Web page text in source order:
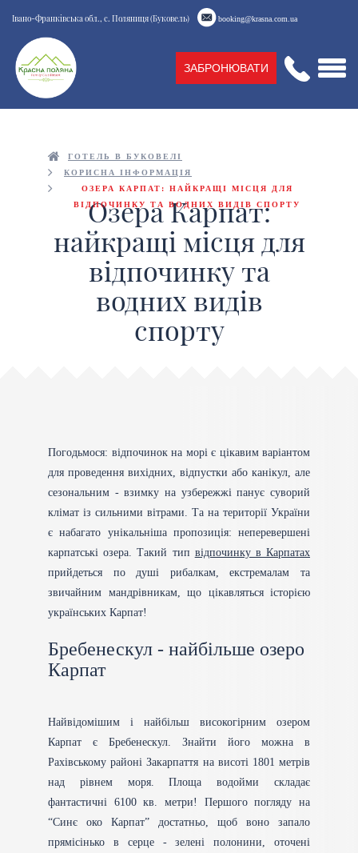
Івано-Франківська обл., с. Поляниця (Буковель) booking@krasna.com.ua
ЗАБРОНЮВАТИ
Озера Карпат:
найкращі місця для
відпочинку та
водних видів
спорту
ГОТЕЛЬ В БУКОВЕЛІ
КОРИСНА ІНФОРМАЦІЯ
ОЗЕРА КАРПАТ: НАЙКРАЩІ МІСЦЯ ДЛЯ
ВІДПОЧИНКУ ТА ВОДНИХ ВИДІВ СПОРТУ
Погодьмося: відпочинок на морі є цікавим варіантом
для проведення вихідних, відпустки або канікул, але
сезональним - взимку на узбережжі панує суворий
клімат із сильними вітрами. Та на території України
є набагато унікальніша пропозиція: неперевершені
карпатські озера. Такий тип відпочинку в Карпатах
прийдеться по душі рибалкам, екстремалам та
звичайним мандрівникам, що цікавляться історією
українських Карпат!
Бребенескул - найбільше озеро
Карпат
Найвідомішим і найбільш високогірним озером
Карпат є Бребенескул. Знайти його можна в
Рахівському районі Закарпаття на висоті 1801 метрів
над рівнем моря. Площа водойми складає
фантастичні 6100 кв. метри! Першого погляду на
“Синє око Карпат” достатньо, щоб воно запало
прямісінько в серце - зелені полонини, оточені